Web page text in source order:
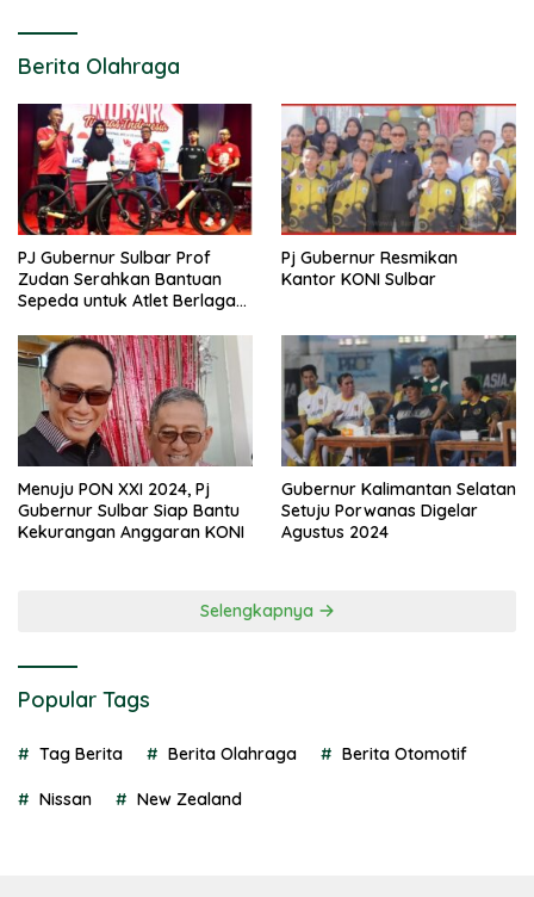
Berita Olahraga
PJ Gubernur Sulbar Prof
Zudan Serahkan Bantuan
Sepeda untuk Atlet Berlaga
Pj Gubernur Resmikan
Kantor KONI Sulbar
Menuju PON XXI 2024, Pj
Gubernur Sulbar Siap Bantu
Kekurangan Anggaran KONI
Gubernur Kalimantan Selatan
Setuju Porwanas Digelar
Agustus 2024
Selengkapnya
Popular Tags
Tag Berita Berita Olahraga Berita Otomotif
Nissan New Zealand